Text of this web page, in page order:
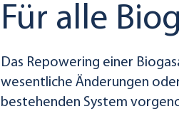
Für alle
Das Repowering einer
wesentliche Änderungen
bestehenden System